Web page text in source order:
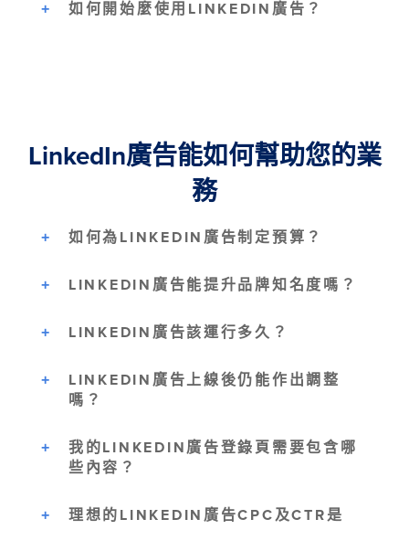
如何開始麼使用LINKEDIN廣告？
LinkedIn廣告能如何幫助您的業
務
如何為LINKEDIN廣告制定預算？
LINKEDIN廣告能提升品牌知名度嗎？
LINKEDIN廣告該運行多久？
LINKEDIN廣告上線後仍能作出調整
嗎？
我的LINKEDIN廣告登錄頁需要包含哪
些內容？
理想的LINKEDIN廣告CPC及CTR是